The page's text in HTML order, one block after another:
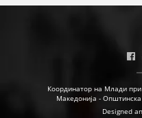
Координатор на Млади
Македонија -
Designed